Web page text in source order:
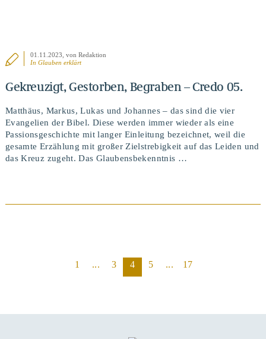
01.11.2023 , von Redaktion
InGlauben erklärt
Gekreuzigt, Gestorben, Begraben – Credo 05.
Matthäus, Markus, Lukas und Johannes – das sind die vier
Evangelien der Bibel. Diese werden immer wieder als eine
Passionsgeschichte mit langer Einleitung bezeichnet, weil die
gesamte Erzählung mit großer Zielstrebigkeit auf das Leiden und
das Kreuz zugeht. Das Glaubensbekenntnis …
1 ... 3 4 5 ... 17